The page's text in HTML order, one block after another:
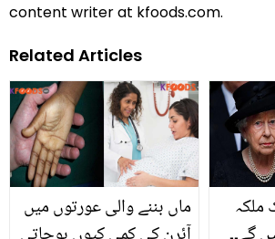
content writer at kfoods.com.
Related Articles
ماں بننے والی عورتوں میں
ملکہ